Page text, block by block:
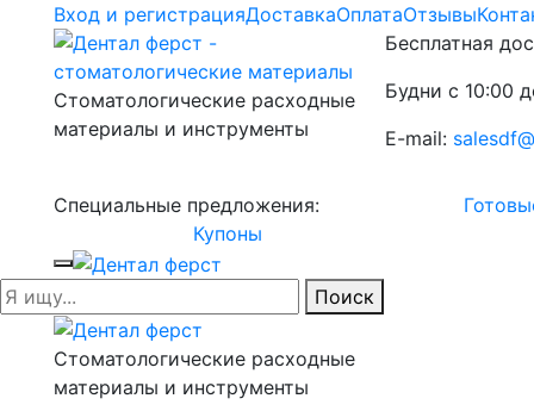
Вход и регистрацияДоставкаОплатаОтзывы
Стоматологические расходные
материалы и инструменты
Бесплатная
Будни с 10:00
E-mail:
Специальные предложения:
Купоны
Поиск
Стоматологические расходные
материалы и инструменты